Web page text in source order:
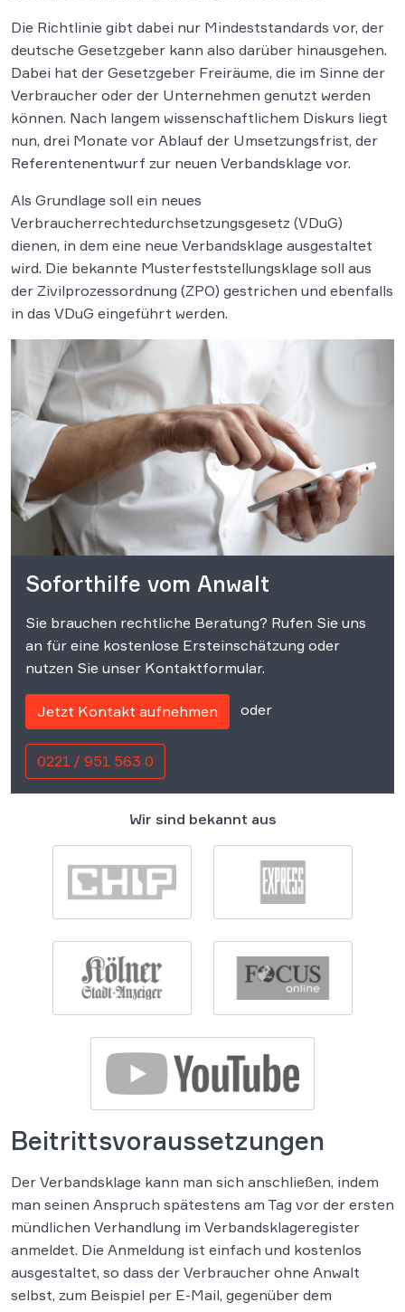
Die Richtlinie gibt dabei nur Mindeststandards vor, der
deutsche Gesetzgeber kann also darüber hinausgehen.
Dabei hat der Gesetzgeber Freiräume, die im Sinne der
Verbraucher oder der Unternehmen genutzt werden
können. Nach langem wissenschaftlichem Diskurs liegt
nun, drei Monate vor Ablauf der Umsetzungsfrist, der
Referentenentwurf zur neuen Verbandsklage vor.
Als Grundlage soll ein neues
Verbraucherrechtedurchsetzungsgesetz (VDuG)
dienen, in dem eine neue Verbandsklage ausgestaltet
wird. Die bekannte Musterfeststellungsklage soll aus
der Zivilprozessordnung (ZPO) gestrichen und ebenfalls
in das VDuG eingeführt werden.
Soforthilfe vom Anwalt
Sie brauchen rechtliche Beratung? Rufen Sie uns
an für eine kostenlose Ersteinschätzung oder
nutzen Sie unser Kontaktformular.
Jetzt Kontakt aufnehmen oder
0221 / 951 563 0
Wir sind bekannt aus
Beitrittsvoraussetzungen
Der Verbandsklage kann man sich anschließen, indem
man seinen Anspruch spätestens am Tag vor der ersten
mündlichen Verhandlung im Verbandsklageregister
anmeldet. Die Anmeldung ist einfach und kostenlos
ausgestaltet, so dass der Verbraucher ohne Anwalt
selbst, zum Beispiel per E-Mail, gegenüber dem